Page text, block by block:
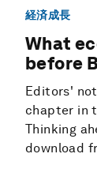
経済成長
What
before
Editors'
chapter in
Thinking
download